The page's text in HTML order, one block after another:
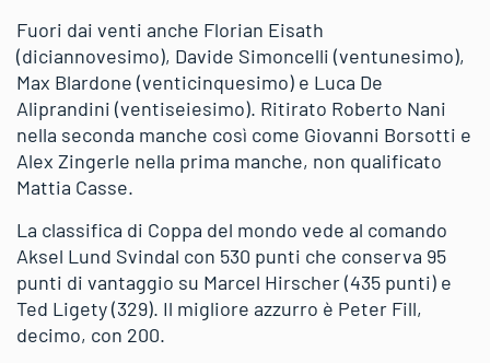
Fuori dai venti anche Florian Eisath
(diciannovesimo), Davide Simoncelli (ventunesimo),
Max Blardone (venticinquesimo) e Luca De
Aliprandini (ventiseiesimo). Ritirato Roberto Nani
nella seconda manche così come Giovanni Borsotti e
Alex Zingerle nella prima manche, non qualificato
Mattia Casse.
La classifica di Coppa del mondo vede al comando
Aksel Lund Svindal con 530 punti che conserva 95
punti di vantaggio su Marcel Hirscher (435 punti) e
Ted Ligety (329). Il migliore azzurro è Peter Fill,
decimo, con 200.